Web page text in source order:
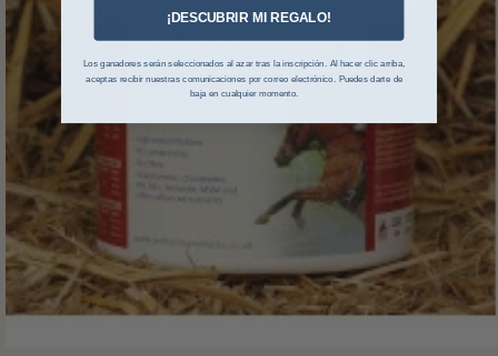
¡DESCUBRIR MI REGALO!
Los ganadores serán seleccionados al azar tras la inscripción. Al hacer clic arriba,
aceptas recibir nuestras comunicaciones por correo electrónico. Puedes darte de
baja en cualquier momento.